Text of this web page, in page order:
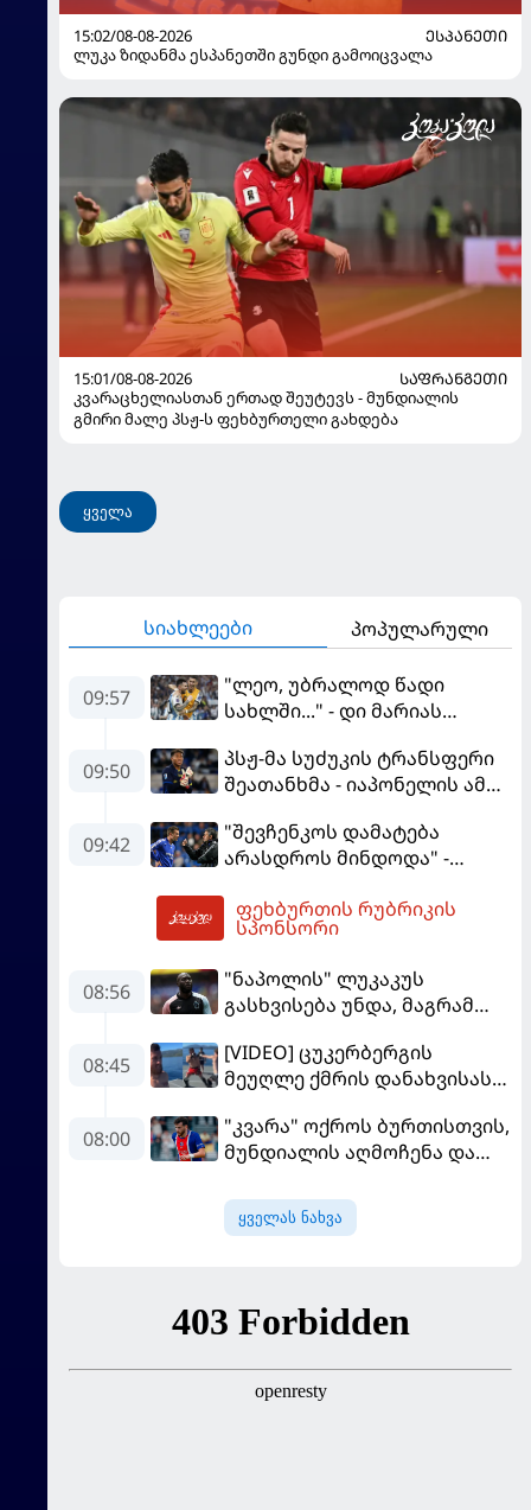
15:02/08-08-2026
ᲔᲡᲞᲐᲜᲔᲗᲘ
ლუკა ზიდანმა ესპანეთში გუნდი გამოიცვალა
15:01/08-08-2026
ᲡᲐᲤᲠᲐᲜᲒᲔᲗᲘ
კვარაცხელიასთან ერთად შეუტევს - მუნდიალის
გმირი მალე პსჟ-ს ფეხბურთელი გახდება
ყველა
სიახლეები პოპულარული
09:57
"ლეო, უბრალოდ წადი
სახლში..." - დი მარიას
09:50
პსჟ-მა სუძუკის ტრანსფერი
შეათანხმა - იაპონელის ამ
შევალიეს
გადაწყვეტილებაზე გადის
09:42
"შევჩენკოს დამატება
არასდროს მინდოდა" -
ტრანსფერი გაიხსენა
ფეხბურთის რუბრიკის
სპონსორი
08:56
"ნაპოლის" ლუკაკუს
გასხვისება უნდა, მაგრამ
უთანხმდება
08:45
[VIDEO] ცუკერბერგის
მეუღლე ქმრის დანახვისას
დვალიშვილი Facebook-ის
დამფუძნებელს
08:00
"კვარა" ოქროს ბურთისთვის,
მუნდიალის აღმოჩენა და
მსაჯი - ევროპის სუპერთასის
PREVIEW
ყველას ნახვა